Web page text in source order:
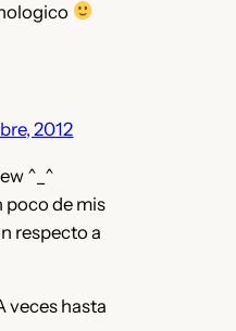
2012
^_^
poco de mis
respecto a
veces hasta